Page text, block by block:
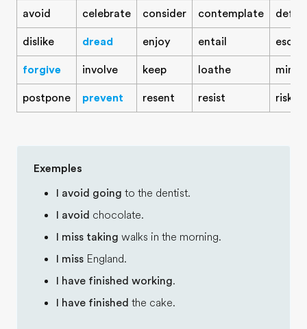
avoid celebrate consider contemplate defer
dislike dread enjoy entail
forgive involve keep loathe mind
postpone prevent resent resist risk
Exemples
I avoid going to the dentist.
I avoid chocolate.
I miss taking walks in the morning.
I miss England.
I have finished working.
I have finished the cake.